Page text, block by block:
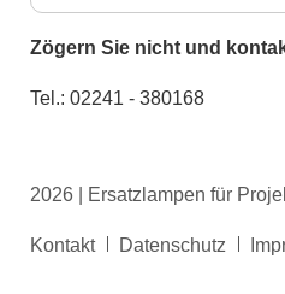
Zögern Sie nicht und
Tel.: 02241 - 380168
2026 | Ersatzlampen für
Navigation
Kontakt Datenschutz